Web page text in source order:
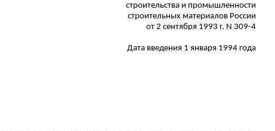
строительства и промышленности
строительных материалов России
от 2 сентября 1993 г. N 309-4
Дата введения 1 января 1994 года